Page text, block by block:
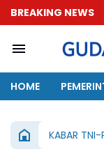
BREAKING NEWS
Pimpin
HOME
KABAR TNI-